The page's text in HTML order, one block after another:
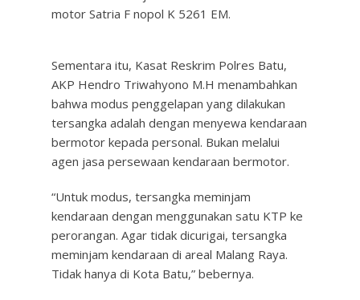
motor Satria F nopol K 5261 EM.
Sementara itu, Kasat Reskrim Polres Batu,
AKP Hendro Triwahyono M.H menambahkan
bahwa modus penggelapan yang dilakukan
tersangka adalah dengan menyewa kendaraan
bermotor kepada personal. Bukan melalui
agen jasa persewaan kendaraan bermotor.
“Untuk modus, tersangka meminjam
kendaraan dengan menggunakan satu KTP ke
perorangan. Agar tidak dicurigai, tersangka
meminjam kendaraan di areal Malang Raya.
Tidak hanya di Kota Batu,” bebernya.